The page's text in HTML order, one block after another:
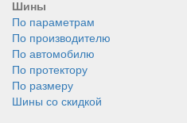
Шины
По параметрам
По производителю
По автомобилю
По протектору
По размеру
Шины со скидкой